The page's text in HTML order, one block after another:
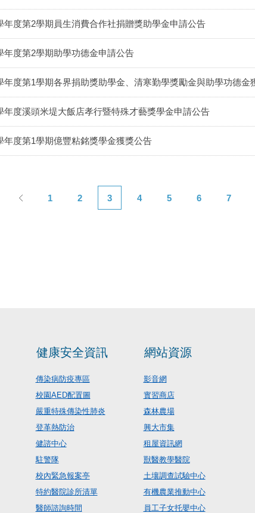
年度第2學期員生消費合作社捐贈獎助學金申請公告
年度第2學期助學功德金申請公告
年度第1學期各界捐助獎助學金、清寒勤學獎勵金與助學功德金
年度溪頭米堤大飯店孝行暨特殊才藝獎學金申請公告
年度第1學期億豐粘銘獎學金獲獎公告
1 2 3 4 5 6 7
健康安全資訊
傳染病防疫專區
校園AED配置圖
嚴重特殊傳染性肺炎
登革熱防治
健諮中心
駐警隊
校內緊急報案亭
特約醫院診所清單
醫師諮詢時間
網站資源
影音網
實習商店
森林農場
興大市集
租屋資訊網
獸醫教學醫院
土壤調查試驗中心
有機農業推動中心
員工子女托嬰中心